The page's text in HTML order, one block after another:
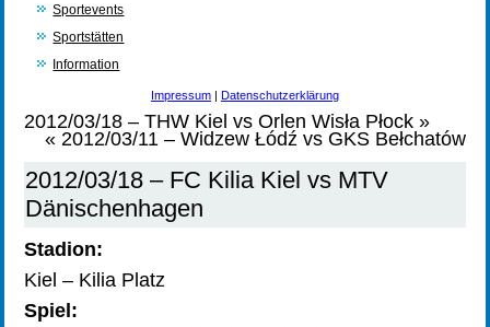
Sportevents
Sportstätten
Information
Impressum | Datenschutzerklärung
2012/03/18 – THW Kiel vs Orlen Wisła Płock »
« 2012/03/11 – Widzew Łódź vs GKS Bełchatów
2012/03/18 – FC Kilia Kiel vs MTV
Dänischenhagen
Stadion:
Kiel – Kilia Platz
Spiel: